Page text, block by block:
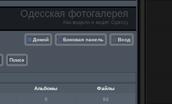
Одесская фотогалерея
Как видели и видят Одессу
Домой Боковая панель Вход
Поиск
Альбомы
Файлы
6 84